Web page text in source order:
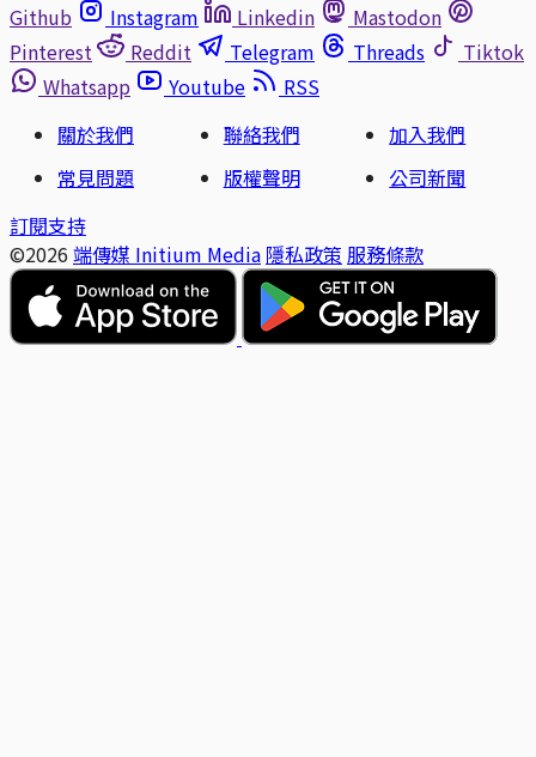
Github
Instagram Linkedin
Mastodon
Pinterest
Reddit Telegram Threads
Tiktok
Whatsapp
Youtube
RSS
關於我們
聯絡我們
加入我們
常見問題
版權聲明
公司新聞
訂閱支持
©2026 端傳媒 Initium Media 隱私政策 服務條款